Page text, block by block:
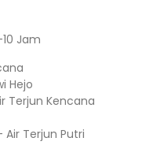
Jam
Hejo
Terjun Kencana
Air Terjun Putri